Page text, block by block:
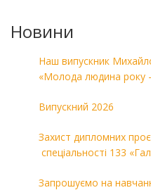
Новини
Наш випускник
«Молода людина року
Випускний 2026
Захист дипломних
спеціальності 133
Запрошуємо на